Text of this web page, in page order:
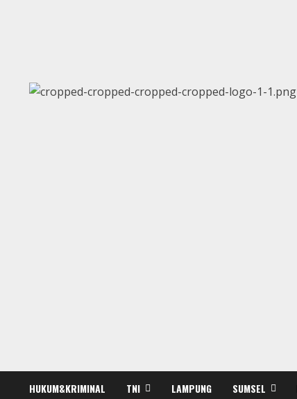
HUKUM&KRIMINAL TNI LAMPUNG SUMSEL